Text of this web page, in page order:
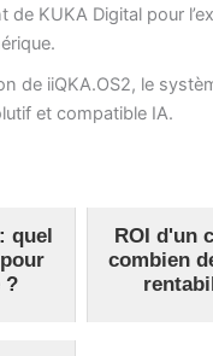
de KUKA Digital pour
de iiQKA.OS2, le
et compatible IA.
quel
?
ROI d'un
combien